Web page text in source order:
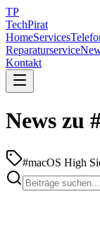
TP
TechPirat
HomeServices
Reparaturservice
Kontakt
News zu
#macOS High